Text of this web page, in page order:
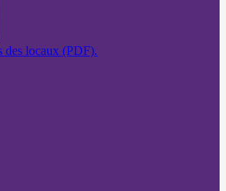
des locaux (PDF).